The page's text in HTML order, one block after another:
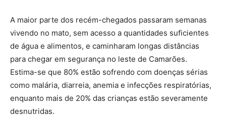
A maior parte dos recém-chegados passaram semanas
vivendo no mato, sem acesso a quantidades suficientes
de água e alimentos, e caminharam longas distâncias
para chegar em segurança no leste de Camarões.
Estima-se que 80% estão sofrendo com doenças sérias
como malária, diarreia, anemia e infecções respiratórias,
enquanto mais de 20% das crianças estão severamente
desnutridas.